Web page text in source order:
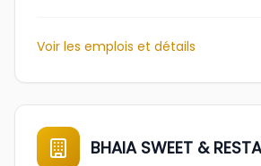
Voir les emplois et détails
BHAIA SWEET &